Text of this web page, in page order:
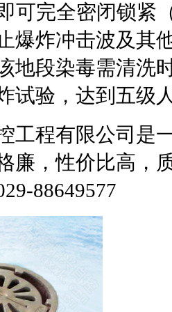
可完全密闭锁紧
爆炸冲击波及其
地段染毒需清洗
试验，达到五级
工程有限公司是
廉，性价比高，
88649577